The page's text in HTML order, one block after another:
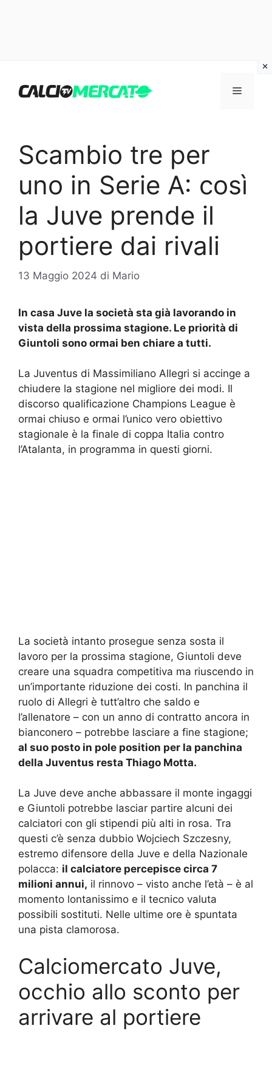
contenuto
Menu
Scambio tre per
uno in Serie A: così
la Juve prende il
portiere dai rivali
13 Maggio 2024 di Mario
In casa Juve la società sta già lavorando in
vista della prossima stagione. Le priorità di
Giuntoli sono ormai ben chiare a tutti.
La Juventus di Massimiliano Allegri si accinge a
chiudere la stagione nel migliore dei modi. Il
discorso qualificazione Champions League è
ormai chiuso e ormai l’unico vero obiettivo
stagionale è la finale di coppa Italia contro
l’Atalanta, in programma in questi giorni.
La società intanto prosegue senza sosta il
lavoro per la prossima stagione, Giuntoli deve
creare una squadra competitiva ma riuscendo in
un’importante riduzione dei costi. In panchina il
ruolo di Allegri è tutt’altro che saldo e
l’allenatore – con un anno di contratto ancora in
bianconero – potrebbe lasciare a fine stagione;
al suo posto in pole position per la panchina
della Juventus resta Thiago Motta.
La Juve deve anche abbassare il monte ingaggi
e Giuntoli potrebbe lasciar partire alcuni dei
calciatori con gli stipendi più alti in rosa. Tra
questi c’è senza dubbio Wojciech Szczesny,
estremo difensore della Juve e della Nazionale
polacca: il calciatore percepisce circa 7
milioni annui, il rinnovo – visto anche l’età – è al
momento lontanissimo e il tecnico valuta
possibili sostituti. Nelle ultime ore è spuntata
una pista clamorosa.
Calciomercato Juve,
occhio allo sconto per
arrivare al portiere